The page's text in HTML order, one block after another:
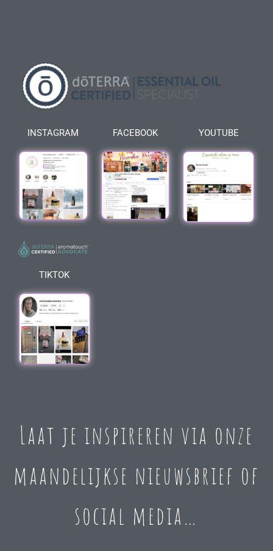
INSTAGRAM FACEBOOK YOUTUBE
TIKTOK
Laat je inspireren via onze
maandelijkse nieuwsbrief of
social media…